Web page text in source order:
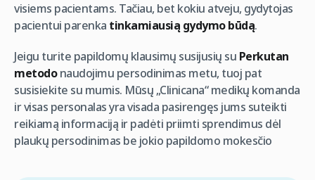
visiems pacientams. Tačiau, bet kokiu atveju, gydytojas
pacientui parenka tinkamiausią gydymo būdą.
Jeigu turite papildomų klausimų susijusių su Perkutan
metodonaudojimu persodinimas metu, tuoj pat
susisiekite su mumis. Mūsų „Clinicana“ medikų komanda
ir visas personalas yra visada pasirengęs jums suteikti
reikiamą informaciją ir padėti priimti sprendimus dėl
plaukų persodinimas be jokio papildomo mokesčio